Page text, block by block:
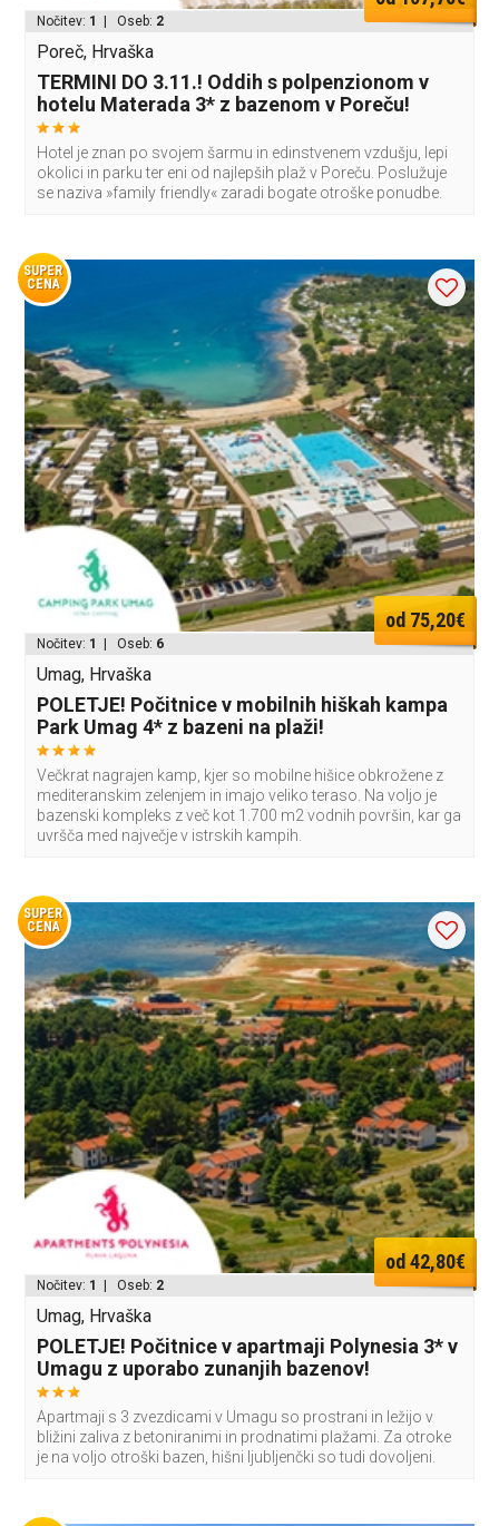
Nočitev: 1 | Oseb: 2
Poreč, Hrvaška
TERMINI DO 3.11.! Oddih s polpenzionom v
hotelu Materada 3* z bazenom v Poreču!
Hotel je znan po svojem šarmu in edinstvenem vzdušju, lepi
okolici in parku ter eni od najlepših plaž v Poreču. Poslužuje
se naziva »family friendly« zaradi bogate otroške ponudbe.
SUPER
CENA
od 75,20€
Nočitev: 1 | Oseb: 6
Umag, Hrvaška
POLETJE! Počitnice v mobilnih hiškah kampa
Park Umag 4* z bazeni na plaži!
Večkrat nagrajen kamp, kjer so mobilne hišice obkrožene z
mediteranskim zelenjem in imajo veliko teraso. Na voljo je
bazenski kompleks z več kot 1.700 m2 vodnih površin, kar ga
uvršča med največje v istrskih kampih.
SUPER
CENA
od 42,80€
Nočitev: 1 | Oseb: 2
Umag, Hrvaška
POLETJE! Počitnice v apartmaji Polynesia 3* v
Umagu z uporabo zunanjih bazenov!
Apartmaji s 3 zvezdicami v Umagu so prostrani in ležijo v
bližini zaliva z betoniranimi in prodnatimi plažami. Za otroke
je na voljo otroški bazen, hišni ljubljenčki so tudi dovoljeni.